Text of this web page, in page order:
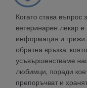
Когато става
ветеринарен лекар
информация и грижи.
обратна връзка,
усъвършенстваме
любимци, поради
препоръчват и